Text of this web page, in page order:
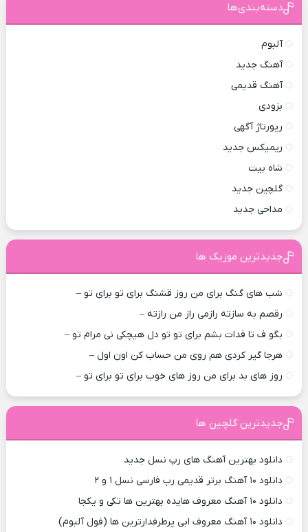
دسته‌بندی‌ها
آلبوم
آهنگ جدید
آهنگ قدیمی
بزودی
رپورتاژ آگهی
ریمیکس جدید
شاه بیت
گلچین جدید
مداحی جدید
جدیدترین موزیک ها
شب های گنگ برای من روز قشنگ برای تو برای تو –
رقصم به سازته رازمی راز من رازته –
بگو ف تا فدات بشم برای تو تو دل هیچکی نی مرام تو –
هرجا گیر کردی هم روی من حساب کن اون اول –
روز های بد برای من روز های خوب برای تو برای تو –
جدیدترین گلچین ها
دانلود بهترین آهنگ های رپ نسل جدید
دانلود ۱۰ آهنگ برتر قدیمی رپ فارسی نسل ۱ و ۲
دانلود ۱۰ آهنگ معروف هایده بهترین ها تکی و یکجا
دانلود ۱۰ آهنگ معروف ابی پرطرفدارترین ها (فول آلبوم)